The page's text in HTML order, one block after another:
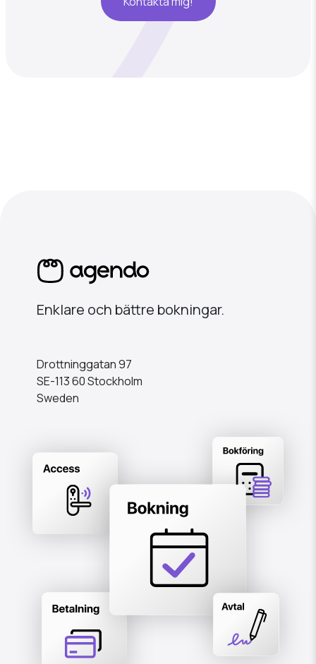
Enklare och bättre bokningar.
Drottninggatan 97
SE-113 60 Stockholm
Sweden